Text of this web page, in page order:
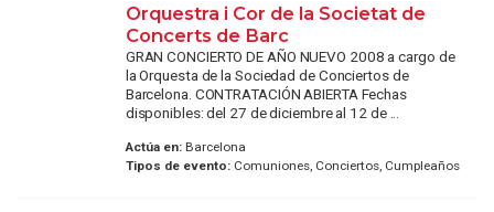
Orquestra i Cor de la Societat de
Concerts de Barc
GRAN CONCIERTO DE AÑO NUEVO 2008 a cargo de
la Orquesta de la Sociedad de Conciertos de
Barcelona. CONTRATACIÓN ABIERTA Fechas
disponibles: del 27 de diciembre al 12 de ...
Actúa en:Barcelona
Tipos de evento:Comuniones, Conciertos, Cumpleaños